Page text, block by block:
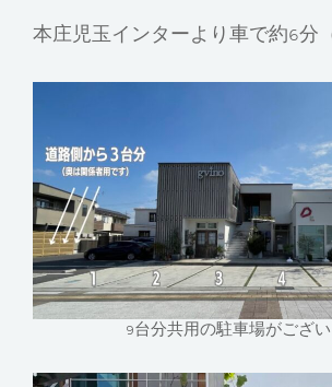
本庄児玉インターより車で約6分
9台分共用の駐車場がござ